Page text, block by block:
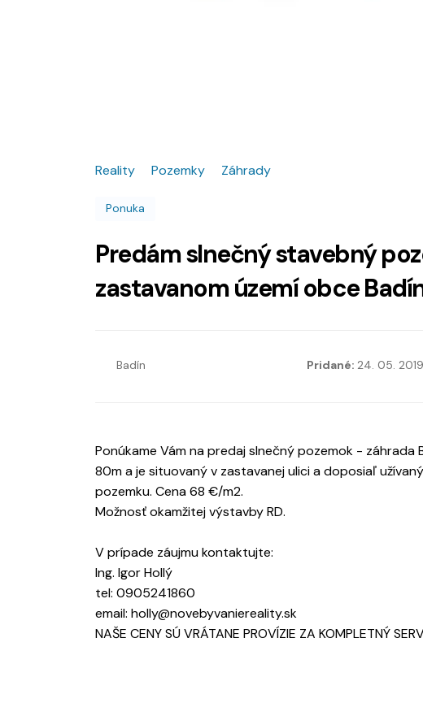
Reality Pozemky Záhrady
Ponuka
Predám slnečný stavebný
zastavanom území obce
Badín Pridané: 24. 05. 2019
Ponúkame Vám na predaj slnečný pozemok - záhrada
80m a je situovaný v zastavanej ulici a doposiaľ
pozemku. Cena 68 €/m2.
Možnosť okamžitej výstavby RD.
V prípade záujmu kontaktujte:
Ing. Igor Hollý
tel: 0905241860
email: holly@novebyvaniereality.sk
NAŠE CENY SÚ VRÁTANE PROVÍZIE ZA KOMPLETNÝ